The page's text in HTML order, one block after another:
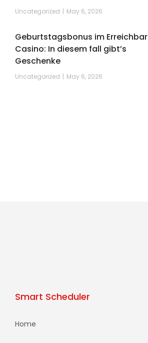
Uncategorized May 6, 2026
Geburtstagsbonus im Erreichbar
Casino: In diesem fall gibt’s
Geschenke
Uncategorized May 6, 2026
Smart Scheduler
Home